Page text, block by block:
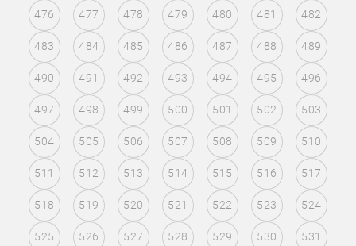
476 477 478 479 480 481 482
483 484 485 486 487 488 489
490 491 492 493 494 495 496
497 498 499 500 501 502 503
504 505 506 507 508 509 510
511 512 513 514 515 516 517
518 519 520 521 522 523 524
525 526 527 528 529 530 531